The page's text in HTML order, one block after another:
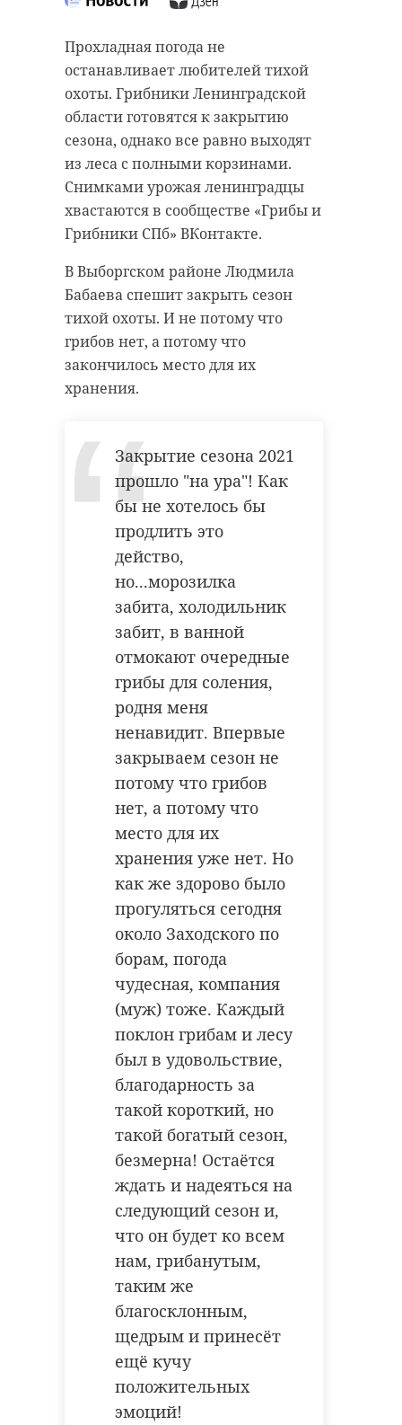
Прохладная погода не
останавливает любителей тихой
охоты. Грибники Ленинградской
области готовятся к закрытию
сезона, однако все равно выходят
из леса с полными корзинами.
Снимками урожая ленинградцы
хвастаются в сообществе «Грибы и
Грибники СПб» ВКонтакте.
В Выборгском районе Людмила
Бабаева спешит закрыть сезон
тихой охоты. И не потому что
грибов нет, а потому что
закончилось место для их
хранения.
Закрытие сезона 2021
прошло "на ура"! Как
бы не хотелось бы
продлить это
действо,
но...морозилка
забита, холодильник
забит, в ванной
отмокают очередные
грибы для соления,
родня меня
ненавидит. Впервые
закрываем сезон не
потому что грибов
нет, а потому что
место для их
хранения уже нет. Но
как же здорово было
прогуляться сегодня
около Заходского по
борам, погода
чудесная, компания
(муж) тоже. Каждый
поклон грибам и лесу
был в удовольствие,
благодарность за
такой короткий, но
такой богатый сезон,
безмерна! Остаётся
ждать и надеяться на
следующий сезон и,
что он будет ко всем
нам, грибанутым,
таким же
благосклонным,
щедрым и принесёт
ещё кучу
положительных
эмоций!
синоптическую ситуацию в
Ленинградской области будет
влиять центральная часть
антициклона. Она сохранит в
регионе облачную с
прояснениями погоду.
Дождей не ожидается, сообщил
ведущий специалист «Центра
Фобос» Михаил Леус.
В Санкт-Петербурге термометры
покажут от +11 до +13°. В
Ленобласти синоптики обещают
от +9 до +14°.
Ветер юго-восточный 1-6 м/с.
777 мм рт. ст., что существенно
выше нормы.
Фото: рixabay.com
погода в ленобласти
Поделиться статьей:
РЕКОМЕНДУЕМ
Кратковременные
дожди и до +27
градусов: погода
июля: В
ждут ливни,
культуры в деревне Кисельня
(Волховский район) получил
положительное заключение ГАУ
«Леноблгосэкспертиза». Здание
ждет масштабное преображение
как снаружи, так и внутри.
В Доме культуры сделают
косметический ремонт и заменят
полы. Специалисты проведут
электромонтажные и
сантехнические работы.
Зрительный зал точки
притяжения деревни будет
полностью обновлен. В Доме
культуры установят
звук, а также обустроят кулисы.
Обновление позволит ДК
проводить больше
развлекательных мероприятий.
Финансирование капитального
ремонта на 95% будет проводиться
из бюджета Ленинградской
области. Еще 5% выделит
Ранее 47channelсообщало работах
в другом Доме культуры. Здание в
поселке Пчёвжа готово на 98%.
Новый дом
культуры в
поселке Пчёвжа
готов на 98%
«Благоустраивай, пока нет дождей» -
культуры в поселке Пчёвжа
(Киришский район). Рабочие
завершают работы в здании и
благоустройство прилегающей
территории.
Фото: Леноблгосэкспертиза
дом культуры
капитальный ремонт
леноблгосэкпертиза
Поделиться статьей: